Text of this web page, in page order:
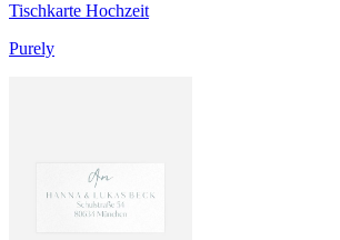
Tischkarte Hochzeit
Purely